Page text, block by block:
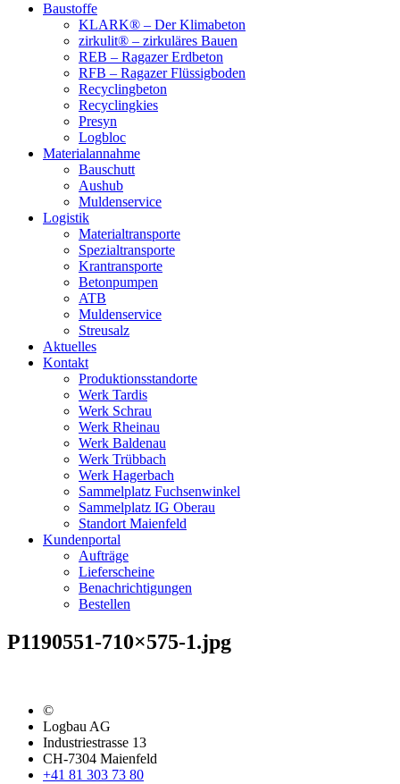
Baustoffe
KLARK® – Der Klimabeton
zirkulit® – zirkuläres Bauen
REB – Ragazer Erdbeton
RFB – Ragazer Flüssigboden
Recyclingbeton
Recyclingkies
Presyn
Logbloc
Materialannahme
Bauschutt
Aushub
Muldenservice
Logistik
Materialtransporte
Spezialtransporte
Krantransporte
Betonpumpen
ATB
Muldenservice
Streusalz
Aktuelles
Kontakt
Produktionsstandorte
Werk Tardis
Werk Schrau
Werk Rheinau
Werk Baldenau
Werk Trübbach
Werk Hagerbach
Sammelplatz Fuchsenwinkel
Sammelplatz IG Oberau
Standort Maienfeld
Kundenportal
Aufträge
Lieferscheine
Benachrichtigungen
Bestellen
P1190551-710×575-1.jpg
©
Logbau AG
Industriestrasse 13
CH-7304 Maienfeld
+41 81 303 73 80